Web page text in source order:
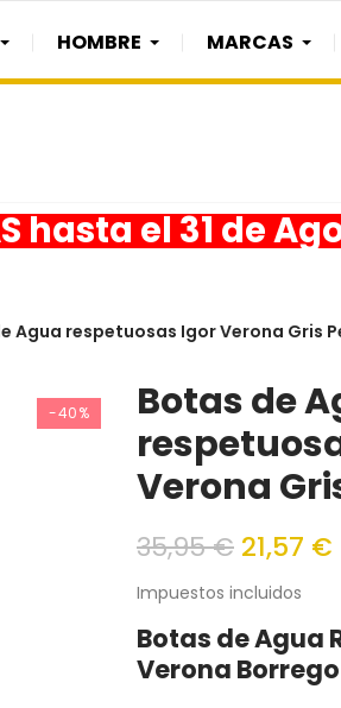
HOMBRE MARCAS
hasta el 31 de
Agua respetuosas Igor Verona Gris
-40%
Botas de
Verona
35,95 € 21,57 €
Impuestos incluidos
Botas de Agua
Verona Borrego